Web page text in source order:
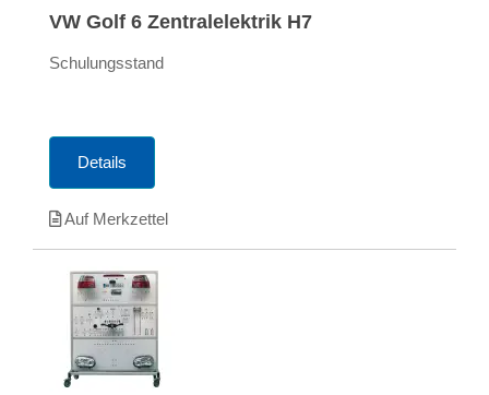
VW Golf 6 Zentralelektrik H7
Schulungsstand
Details
Auf Merkzettel